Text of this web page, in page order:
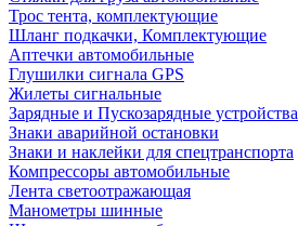
Трос тента, комплектующие
Шланг подкачки, Комплектующие
Аптечки автомобильные
Глушилки сигнала GPS
Жилеты сигнальные
Зарядные и Пускозарядные устройства
Знаки аварийной остановки
Знаки и наклейки для спецтранспорта
Компрессоры автомобильные
Лента светоотражающая
Манометры шинные